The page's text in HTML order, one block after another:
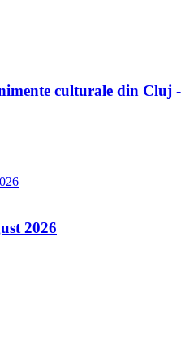
culturale din Cluj -
2026